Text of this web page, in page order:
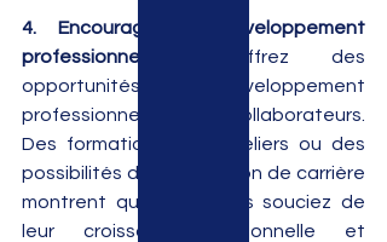
4. Encourager le développement
professionnel :
Offrez des
opportunités de développement
professionnel à vos collaborateurs.
Des formations, des ateliers ou des
possibilités de progression de carrière
montrent que vous vous souciez de
leur croissance personnelle et